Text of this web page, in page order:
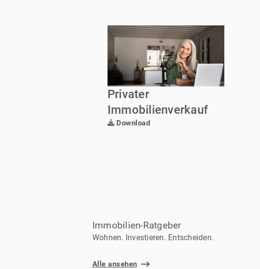
Privater
Immobilienverkauf
Download
Immobilien-Ratgeber
Wohnen. Investieren. Entscheiden.
Alle ansehen